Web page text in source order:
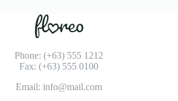
Phone: (+63) 555 1212
Fax: (+63) 555 0100
Email: info@mail.com